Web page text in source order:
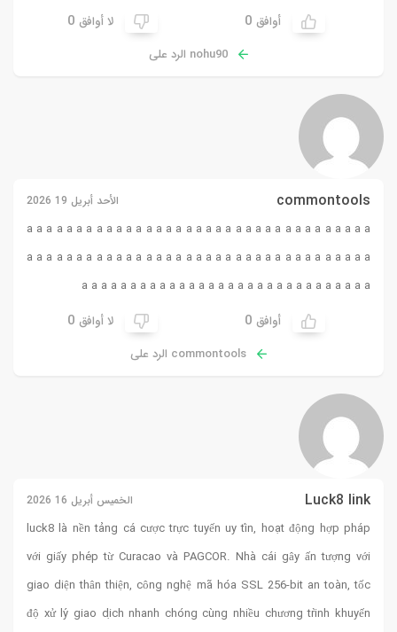
أوافق 0 لا أوافق 0
nohu90 الرد على
commontools الأحد أبريل 19 2026
a a a a a a a a a a a a a a a a a a a a a a a a a a a a a a a a a a a
a a a a a a a a a a a a a a a a a a a a a a a a a a a a a a a a a a a
a a a a a a a a a a a a a a a a a a a a a a a a a a a a a a
أوافق 0 لا أوافق 0
commontools الرد على
Luck8 link الخميس أبريل 16 2026
luck8 là nền tảng cá cược trực tuyến uy tín, hoạt động hợp pháp
với giấy phép từ Curacao và PAGCOR. Nhà cái gây ấn tượng với
giao diện thân thiện, công nghệ mã hóa SSL 256-bit an toàn, tốc
độ xử lý giao dịch nhanh chóng cùng nhiều chương trình khuyến